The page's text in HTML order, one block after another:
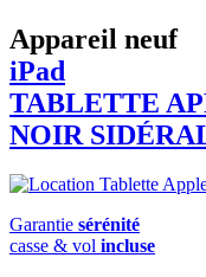
Appareil neuf
iPad
TABLETTE
NOIR
Garantie sérénité
casse & vol incluse